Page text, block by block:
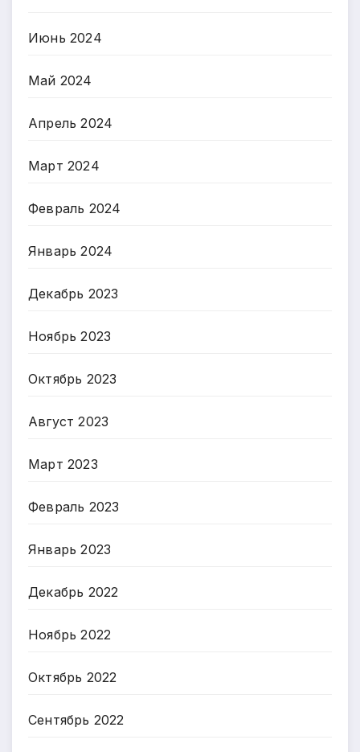
Июнь 2024
Май 2024
Апрель 2024
Март 2024
Февраль 2024
Январь 2024
Декабрь 2023
Ноябрь 2023
Октябрь 2023
Август 2023
Март 2023
Февраль 2023
Январь 2023
Декабрь 2022
Ноябрь 2022
Октябрь 2022
Сентябрь 2022